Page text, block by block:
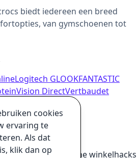
biedt iedereen een breed
van gymschoenen tot
Logitech GLOOKFANTASTIC
Vision DirectVertbaudet
Ultieme online winkelhacks
cookies
ervaring te
Als dat
klik dan op